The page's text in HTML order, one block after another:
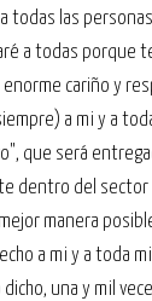
a todas las
a todas porque
cariño y
a mi y a
que será
dentro del sector
manera
a mi y a toda
una y mil